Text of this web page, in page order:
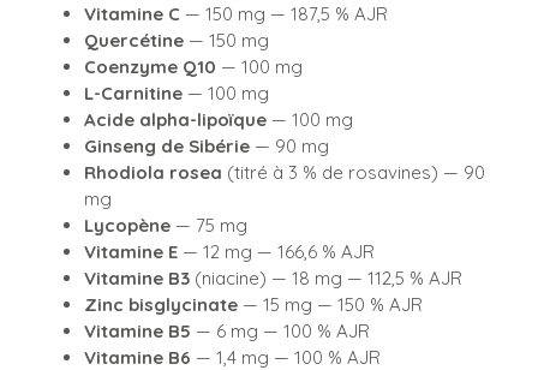
Vitamine C — 150 mg — 187,5 % AJR
Quercétine — 150 mg
Coenzyme Q10 — 100 mg
L-Carnitine — 100 mg
Acide alpha-lipoïque — 100 mg
Ginseng de Sibérie — 90 mg
Rhodiola rosea (titré à 3 % de rosavines) — 90
mg
Lycopène — 75 mg
Vitamine E — 12 mg — 166,6 % AJR
Vitamine B3 (niacine) — 18 mg — 112,5 % AJR
Zinc bisglycinate — 15 mg — 150 % AJR
Vitamine B5 — 6 mg — 100 % AJR
Vitamine B6 — 1,4 mg — 100 % AJR